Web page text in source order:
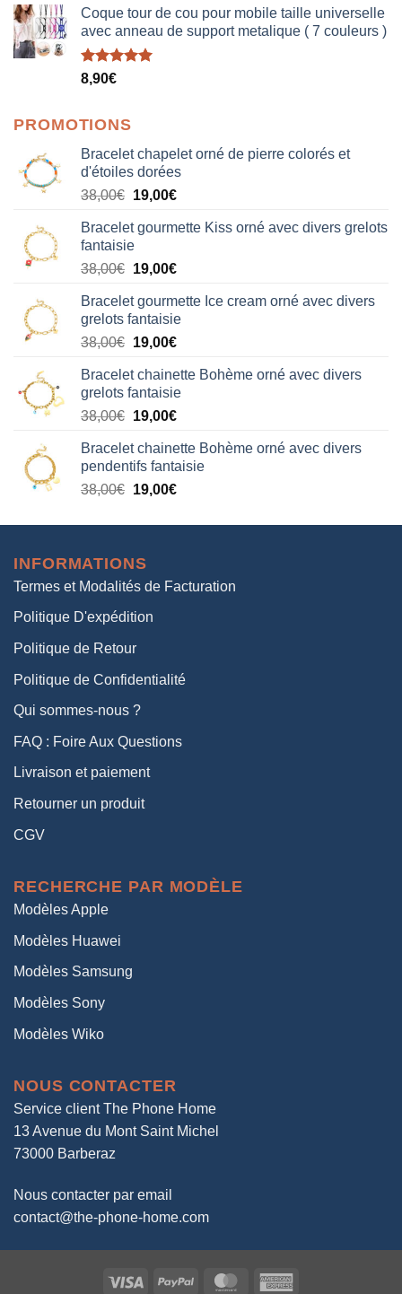
Coque tour de cou pour mobile taille universelle
avec anneau de support metalique ( 7 couleurs )
Note5.00
8,90€
PROMOTIONS
Bracelet chapelet orné de pierre colorés et
d'étoiles dorées
38,00€ Le
initial
était :
38,00€.
19,00€Le
actuel
19,00€.
Bracelet gourmette Kiss orné avec divers grelots
fantaisie
38,00€ Le
initial
était :
38,00€.
19,00€Le
actuel
est :
19,00€.
Bracelet gourmette Ice cream orné avec divers
grelots fantaisie
38,00€ Le
initial
était :
38,00€.
19,00€Le
actuel
est :
19,00€.
Bracelet chainette Bohème orné avec divers
grelots fantaisie
38,00€ Le
initial
était :
38,00€.
19,00€Le
actuel
est :
19,00€.
Bracelet chainette Bohème orné avec divers
pendentifs fantaisie
38,00€ Le
initial
38,00€.
19,00€Le
actuel
INFORMATIONS
Termes et Modalités de Facturation
Politique D'expédition
Politique de Retour
Politique de Confidentialité
Qui sommes-nous ?
FAQ : Foire Aux Questions
Livraison et paiement
Retourner un produit
CGV
RECHERCHE PAR MODÈLE
Modèles Apple
Modèles Huawei
Modèles Samsung
Modèles Sony
Modèles Wiko
NOUS CONTACTER
Service client The Phone Home
13 Avenue du Mont Saint Michel
73000 Barberaz
Nous contacter par email
contact@the-phone-home.com
Visa PayPal MasterCard